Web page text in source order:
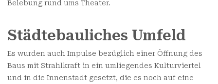
Belebung rund ums Theater.
Städtebauliches Umfeld
Es wurden auch Impulse bezüglich einer Öffnung des
Baus mit Strahlkraft in ein um­liegendes Kulturviertel
und in die Innenstadt gesetzt, die es noch auf eine